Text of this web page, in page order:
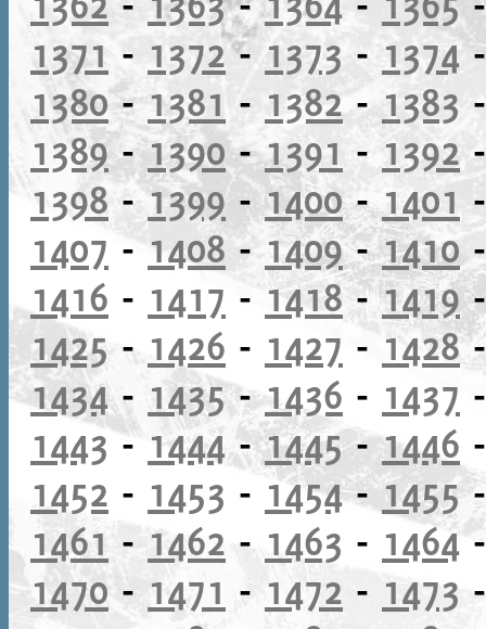
1371 - 1372-1373 -1374
1380-1381 - 1382-1383
1389-1390-1391 -1392
1398 -1399-1400-1401
1407 -1408-1409-1410
1416 - 1417 -1418-1419
1425- 1426 - 1427 - 1428
1434- 1435-1436 - 1437
1443- 1444-1445-1446
1452 - 1453 - 1454-1455
1461 -1462 - 1463 - 1464
1470- 1471 - 1472 - 1473